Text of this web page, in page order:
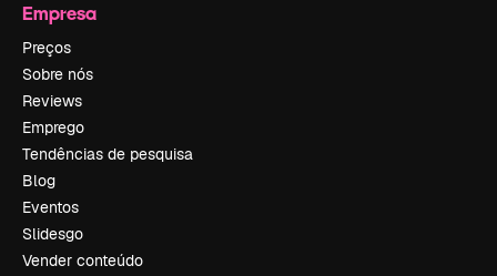
Empresa
Preços
Sobre nós
Reviews
Emprego
Tendências de pesquisa
Blog
Eventos
Slidesgo
Vender conteúdo